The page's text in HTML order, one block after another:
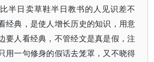
半日卖草鞋半日教书的人见识差不
经典，是使人增长历史的知识，用意
要人看经典，不管经文是真是假，注
用一句修身的假话去笼罩，又不晓得